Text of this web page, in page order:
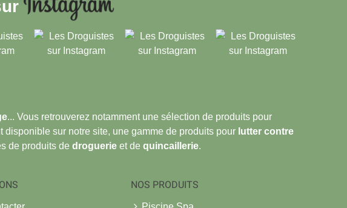
... Vous retrouverez notamment une sélection de produits pour
disponible sur notre site, une gamme de produits pour lutter contre
de produits de droguerieet de quincaillerie.
NOS PRODUITS